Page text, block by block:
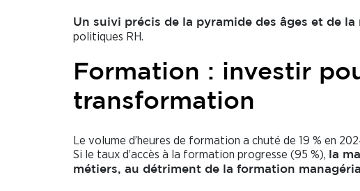
Un suivi précis de la pyramide des âges et de
politiques RH.
Formation : investir
transformation
Le volume d’heures de formation a chuté de 19 % en
Si le taux d’accès à la formation progresse (95 %),
la
métiers, au détriment de la formation